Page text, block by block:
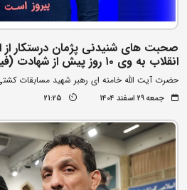
صحبت های شنیدنی پژمان درستکار از
انقلاب به وی ۱۰ روز پیش از شهادت (فیلم)
حضرت آیت الله خامنه ای رهبر شهید مسابقات
جمعه ۲۹ اسفند ۱۴۰۴ 21:25